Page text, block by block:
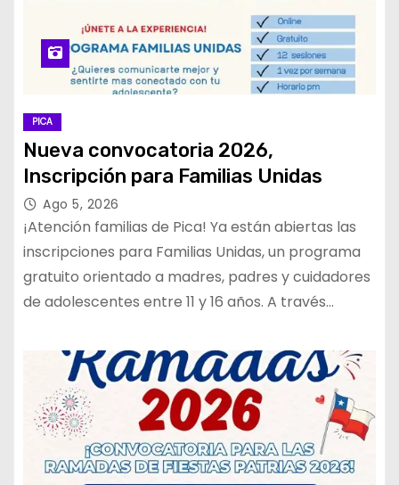
PICA
Nueva convocatoria 2026,
Inscripción para Familias Unidas
Ago 5, 2026
¡Atención familias de Pica! Ya están abiertas las
inscripciones para Familias Unidas, un programa
gratuito orientado a madres, padres y cuidadores
de adolescentes entre 11 y 16 años. A través…